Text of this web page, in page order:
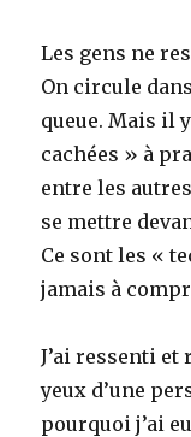
Les gens ne
On circule
queue. Mais il
cachées » à
entre les
se mettre
Ce sont les «
jamais à
J’ai ressenti
yeux d’une
pourquoi j’ai